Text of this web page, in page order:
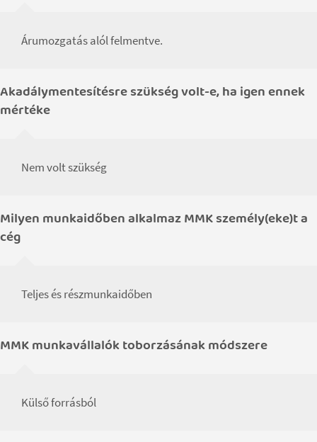
Árumozgatás alól felmentve.
Akadálymentesítésre szükség volt-e, ha igen ennek
mértéke
Nem volt szükség
Milyen munkaidőben alkalmaz MMK személy(eke)t a
cég
Teljes és részmunkaidőben
MMK munkavállalók toborzásának módszere
Külső forrásból